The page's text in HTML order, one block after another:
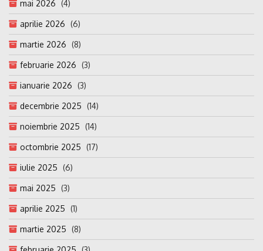
mai 2026 (4)
aprilie 2026 (6)
martie 2026 (8)
februarie 2026 (3)
ianuarie 2026 (3)
decembrie 2025 (14)
noiembrie 2025 (14)
octombrie 2025 (17)
iulie 2025 (6)
mai 2025 (3)
aprilie 2025 (1)
martie 2025 (8)